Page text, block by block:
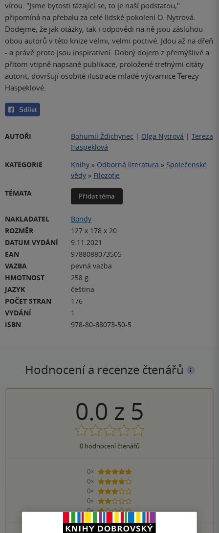
vírou. "Jsme bytosti tázající se, to je naší podstatou,"
připomíná na přebalu za celé lidské pokolení O. Nytrová.
Dodejme, že jak otázky, tak i odpovědi na ně jsou zásluhou
obou autorů v této knize velmi, velmi poctivé. Jdou až na dřeň
- a právě proto jsou inspirativní. Dobrý dojem z přemýšlivé a
přitom vtipně napsané publikace, proložené trefnými citáty
autorit, dovršují osobité ilustrace mladé výtvarnice Terezy
Haspeklové.
Sdílet
AUTOŘI Bohumil Ždichynec | Olga Nytrová | Tereza
Haspeklová
KATEGORIE
Knihy » Odborná literatura » Společenské
vědy » Filozofie
TÉMATA
Přidat téma
NAKLADATEL
Bondy
ROZMĚR
127 x 178 x 20
DATUM VYDÁNÍ
9.11.2021
EAN
9788088073505
VAZBA
pevná vazba
HMOTNOST
258 g
JAZYK
čeština
POČET STRAN
176
VYDÁNÍ
1
ISBN
978-80-88073-50-5
Hodnocení a recenze čtenářů
0.0 z 5
0hodnocení čtenářů
0×
5 hvězdiček
0×
4 hvězdičky
0×
3 hvězdičky
0×
2 hvězdičky
0×
1 hvezdička